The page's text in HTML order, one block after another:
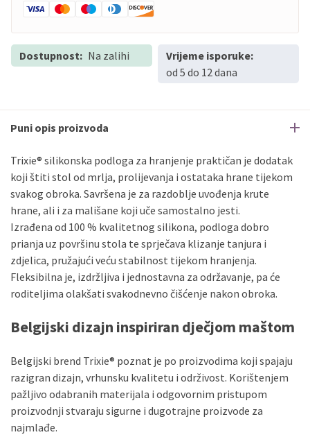
Dostupnost: Na zalihi
Vrijeme isporuke:
od 5 do 12 dana
Puni opis proizvoda
Trixie® silikonska podloga za hranjenje praktičan je dodatak
koji štiti stol od mrlja, prolijevanja i ostataka hrane tijekom
svakog obroka. Savršena je za razdoblje uvođenja krute
hrane, ali i za mališane koji uče samostalno jesti.
Izrađena od 100 % kvalitetnog silikona, podloga dobro
prianja uz površinu stola te sprječava klizanje tanjura i
zdjelica, pružajući veću stabilnost tijekom hranjenja.
Fleksibilna je, izdržljiva i jednostavna za održavanje, pa će
roditeljima olakšati svakodnevno čišćenje nakon obroka.
Belgijski dizajn inspiriran dječjom maštom
Belgijski brend Trixie® poznat je po proizvodima koji spajaju
razigran dizajn, vrhunsku kvalitetu i održivost. Korištenjem
pažljivo odabranih materijala i odgovornim pristupom
proizvodnji stvaraju sigurne i dugotrajne proizvode za
najmlađe.